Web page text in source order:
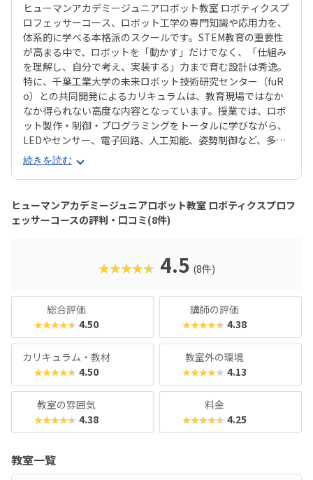
ヒューマンアカデミージュニアロボット教室 ロボティクスプ
ロフェッサーコース、ロボット工学の専門知識や応用力を、
体系的に学べる本格派のスクールです。STEM教育の重要性
が高まる中で、ロボットを「動かす」だけでなく、「仕組み
を理解し、自分で考え、実装する」力まで育む設計は秀逸。
特に、千葉工業大学の未来ロボット技術研究センター（fuR
o）との共同開発によるカリキュラムは、教育現場ではなか
なか得られない高度な内容となっています。授業では、ロボ
ット製作・制御・プログラミングをトータルに学びながら、
LEDやセンサー、電子回路、人工知能、姿勢制御など、多岐
にわたる技術にも触れられます。基礎から応用まで段階的に
学べる3年間のカリキュラムは、小学校高学年～中学生の
「もっと知りたい・つくりたい」気持ちを確実に伸ばしてく
れる構成です。また、受講生の多くが、自ら深い興味を持っ
て入会する点も特徴的。全国の仲間と技術やアイデアを競う
「ロボプロ全国大会」もモチベーション向上につながる貴重
「中学受験や高校での理数教育に備えたい」そんなお子さま
に、間違いなくおすすめできるコースです。ロボットを“遊
ひ体験していただきたい教室です。
続きを読む
ヒューマンアカデミージュニアロボット教室 ロボティクスプロフ
ェッサーコースの評判・口コミ(8件)
★★★★★ 4.5 (8件)
総合評価
★★★★★ 4.50
講師の評価
★★★★★ 4.38
カリキュラム・教材
★★★★★ 4.50
教室外の環境
★★★★★ 4.13
教室の雰囲気
★★★★★ 4.38
料金
★★★★★ 4.25
教室一覧